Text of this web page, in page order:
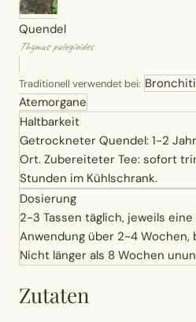
Suche
Erntekorb
Sammelkalender
Blüten-Finder
Phänologie-Radar
Vogelstimmen
Gartenplaner
Düngeberater
Quendel
Thymus pulegioides
Traditionell verwendet bei:
Atemorgane
Haltbarkeit
Getrockneter Quendel: 1-2
Ort. Zubereiteter Tee: sofort
Stunden im Kühlschrank.
Dosierung
2-3 Tassen täglich, jeweils
Anwendung über 2-4 Wochen,
Nicht länger als 8 Wochen
Zutaten